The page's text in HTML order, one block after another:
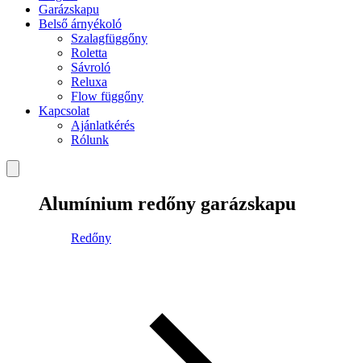
Garázskapu
Belső árnyékoló
Szalagfüggőny
Roletta
Sávroló
Reluxa
Flow függőny
Kapcsolat
Ajánlatkérés
Rólunk
Alumínium redőny garázskapu
Redőny